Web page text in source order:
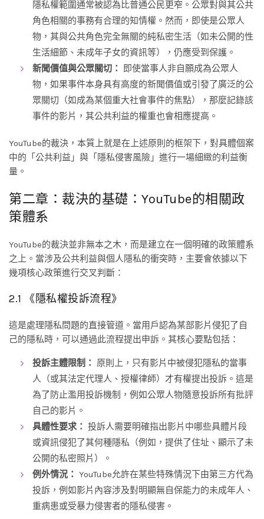
隱私權範圍通常被認為比普通公民更窄。公眾對與其公共
角色相關的事務有合理的知情權。然而，即使是公眾人
物，其與公共角色完全無關的純私密生活（如未公開的性
生活細節、未成年子女的資訊等），仍應受到保護。
新聞價值與公眾關切：
即使當事人非自願成為公眾人
物，如果事件本身具有高度的新聞價值或引發了廣泛的公
眾關切（如成為某個重大社會事件的焦點），那麼記錄該
事件的影片，其公共利益的權重也會相應提高。
YouTube的裁決，本質上就是在上述原則的框架下，對具體個案
中的「公共利益」與「隱私侵害風險」進行一場細緻的利益衡
量。
第二章：裁決的基礎：YouTube的相關政
策體系
YouTube的裁決並非無本之木，而是建立在一個明確的政策體系
之上。當涉及公共利益與個人隱私的衝突時，主要會依據以下
幾項核心政策進行交叉判斷：
2.1 《隱私權投訴流程》
這是處理隱私問題的直接管道。當用戶認為某部影片侵犯了自
己的隱私時，可以通過此流程提出申訴。其核心要點包括：
投訴主體限制： 原則上，只有影片中被侵犯隱私的當事
人（或其法定代理人、授權律師）才有權提出投訴。這是
為了防止濫用投訴機制，例如公眾人物隨意投訴所有批評
自己的影片。
具體性要求： 投訴人需要明確指出影片中哪些具體片段
或資訊侵犯了其何種隱私（例如，提供了住址、顯示了未
公開的私密照片）。
例外情況： YouTube允許在某些特殊情況下由第三方代為
投訴，例如影片內容涉及對明顯無自保能力的未成年人、
重病患或受暴力侵害者的隱私侵害。